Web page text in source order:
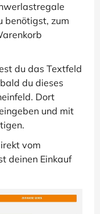
benötigst, zum
du das Textfeld
du dieses
Dort
und mit
vom
deinen Einkauf